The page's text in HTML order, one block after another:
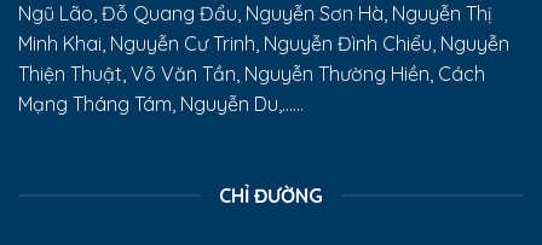
Ngũ Lão, Đỗ Quang Đẩu, Nguyễn Sơn Hà, Nguyễn Thị
Minh Khai, Nguyễn Cư Trinh, Nguyễn Đình Chiểu, Nguyễn
Thiện Thuật, Võ Văn Tần, Nguyễn Thường Hiền, Cách
Mạng Tháng Tám, Nguyễn Du,......
CHỈ ĐƯỜNG